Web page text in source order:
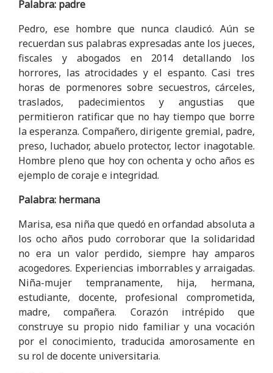
Palabra: padre
Pedro, ese hombre que nunca claudicó. Aún se
recuerdan sus palabras expresadas ante los jueces,
fiscales y abogados en 2014 detallando los
horrores, las atrocidades y el espanto. Casi tres
horas de pormenores sobre secuestros, cárceles,
traslados, padecimientos y angustias que
permitieron ratificar que no hay tiempo que borre
la esperanza. Compañero, dirigente gremial, padre,
preso, luchador, abuelo protector, lector inagotable.
Hombre pleno que hoy con ochenta y ocho años es
ejemplo de coraje e integridad.
Palabra: hermana
Marisa, esa niña que quedó en orfandad absoluta a
los ocho años pudo corroborar que la solidaridad
no era un valor perdido, siempre hay amparos
acogedores. Experiencias imborrables y arraigadas.
Niña-mujer tempranamente, hija, hermana,
estudiante, docente, profesional comprometida,
madre, compañera. Corazón intrépido que
construye su propio nido familiar y una vocación
por el conocimiento, traducida amorosamente en
su rol de docente universitaria.